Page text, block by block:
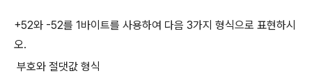
+52와 -52를 1바이트를 사용하여 다음 3가지 형식으로 표현하시
오.
 부호와 절댓값 형식